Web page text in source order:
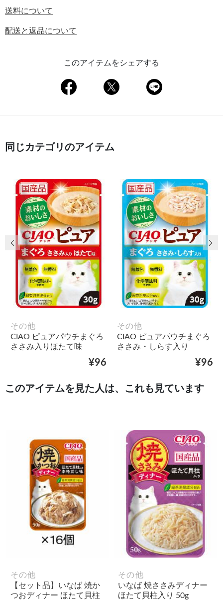
送料について
配送と返品について
このアイテムをシェアする
同じカテゴリのアイテム
その他
CIAO ピュアパウチまぐろ
ささみ入りほたて味
¥96
その他
CIAO ピュアパウチまぐろ
ささみ・しらす入り
¥96
前の画像 次
このアイテムを見た人は、これも見ています
その他
【セット品】いなば 焼か
つおディナー ほたて貝柱
その他
いなば 焼ささみディナー
ほたて貝柱入り 50g